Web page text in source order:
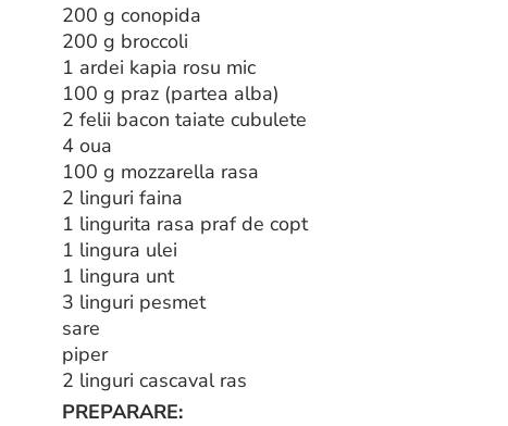
200 g conopida
200 g broccoli
1 ardei kapia rosu mic
100 g praz (partea alba)
2 felii bacon taiate cubulete
4 oua
100 g mozzarella rasa
2 linguri faina
1 lingurita rasa praf de copt
1 lingura ulei
1 lingura unt
3 linguri pesmet
sare
piper
2 linguri cascaval ras
PREPARARE: